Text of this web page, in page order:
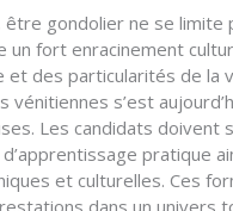
gondolier ne se limite
un fort enracinement
et des particularités de
vénitiennes s’est
Les candidats doivent
pratique
et culturelles. Ces